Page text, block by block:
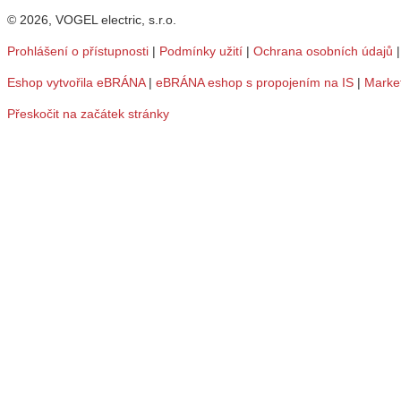
© 2026, VOGEL electric, s.r.o.
Prohlášení o přístupnosti | Podmínky užití | Ochrana osobních údajů
Eshop vytvořila eBRÁNA| eBRÁNA eshop s propojením na IS |
Přeskočit na začátek stránky